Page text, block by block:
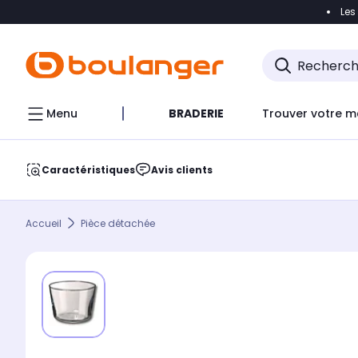
Accéder
Menu BRADERIE Trouver votre
Caractéristiques Avis clients
Accueil Pièce détachée